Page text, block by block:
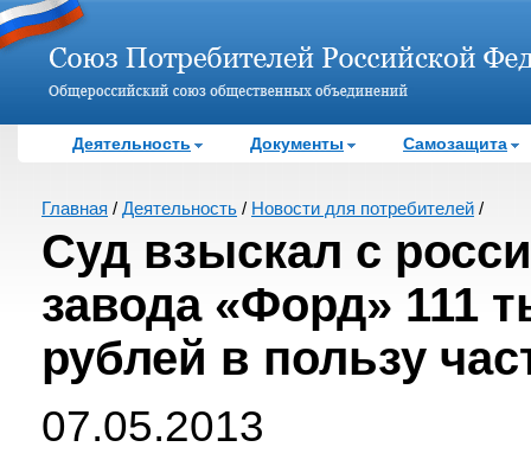
Деятельность Документы Самозащита
Главная / Деятельность / Новости для потребителей /
Суд взыскал с
завода «Форд» 111
рублей в пользу
07.05.2013